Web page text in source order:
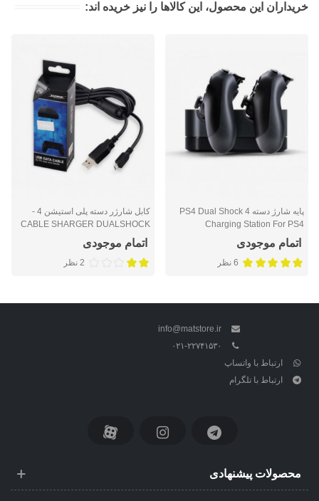
خریداران این محصول، این کالاها را نیز خریده اند:
پايه شارژ دسته PS4 Dual Shock 4
Charging Station For PS4
اتمام موجودی
6 نظر
کابل شارژر دسته پلی استیشن 4 -
CABLE SHARGER DUALSHOCK
4
اتمام موجودی
2 نظر
info@matstore.ir
۰۲۱-۲۲۷۴۱۵۳۰
ارتباط با واتساپ
ارتباط با تلگرام
محصولات پیشنهادی